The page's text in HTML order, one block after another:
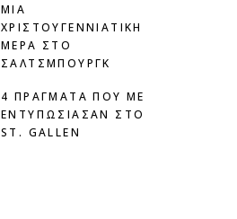
ΜΙΑ
ΧΡΙΣΤΟΥΓΕΝΝΙΆΤΙΚΗ
ΜΈΡΑ ΣΤΟ
ΣΆΛΤΣΜΠΟΥΡΓΚ
4 ΠΡΑΓΜΑΤΑ ΠΟΥ ΜΕ
ΕΝΤΥΠΩΣΙΑΣΑΝ ΣΤΟ
ST. GALLEN